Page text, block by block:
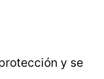
y se